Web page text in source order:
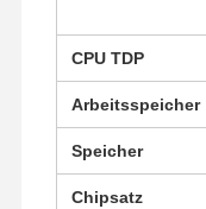
CPU TDP
Arbeitsspeicher
Speicher
Chipsatz